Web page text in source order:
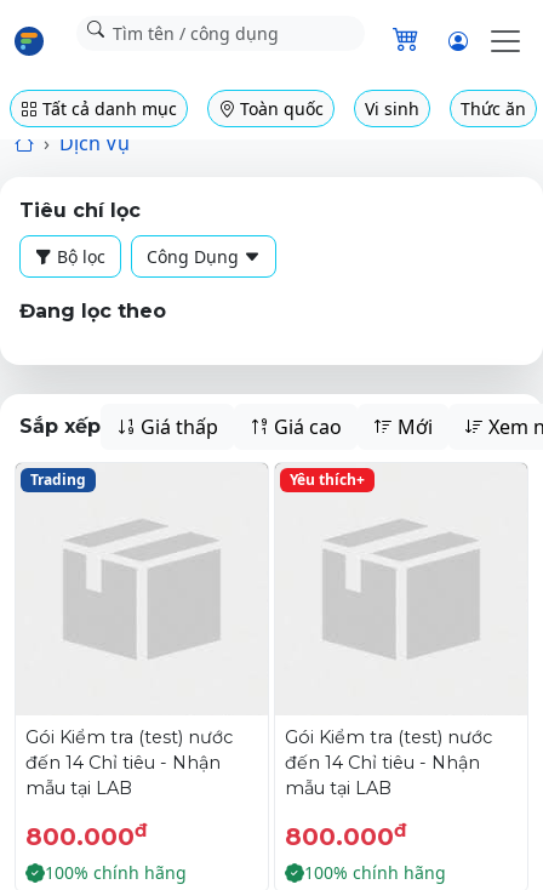
Tất cả danh mục Toàn quốc Vi sinh Thức ăn
Dịch Vụ
Tiêu chí lọc
Bộ lọc
Công Dụng
Đang lọc theo
Sắp xếp Giá thấp Giá cao Mới Xem
Trading
Gói Kiểm tra (test) nước
đến 14 Chỉ tiêu - Nhận
mẫu tại LAB
800.000đ
100% chính hãng
Yêu thích+
Gói Kiểm tra (test) nước
đến 14 Chỉ tiêu - Nhận
mẫu tại LAB
800.000đ
100% chính hãng